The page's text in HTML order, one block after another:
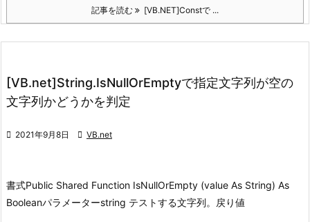
記事を読む [VB.NET]Constで ...
[VB.net]String.IsNullOrEmptyで指定文字列が空の
文字列かどうかを判定
 2021年9月8日  VB.net
書式Public Shared Function IsNullOrEmpty (value As String) As
Booleanパラメーターstring テストする文字列。 戻り値